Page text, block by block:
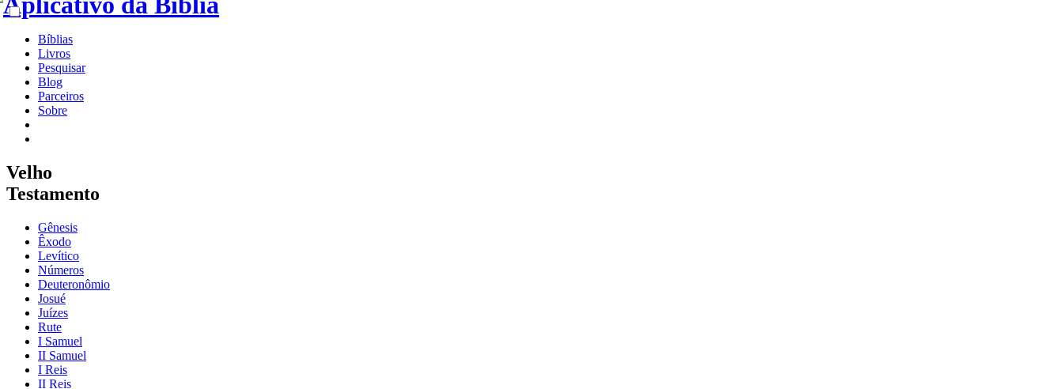
Bíblias
Livros
Pesquisar
Blog
Parceiros
Sobre
Velho
Testamento
Gênesis
Êxodo
Levítico
Números
Deuteronômio
Josué
Juízes
Rute
I Samuel
II Samuel
I Reis
II Reis